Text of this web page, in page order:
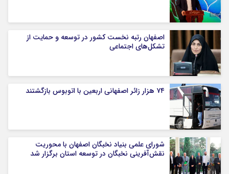
اصفهان رتبه نخست کشور در توسعه و حمایت از
تشکل‌های اجتماعی
۷۴ هزار زائر اصفهانی اربعین با اتوبوس بازگشتند
شورای علمی بنیاد نخبگان اصفهان با محوریت
نقش‌آفرینی نخبگان در توسعه استان برگزار شد